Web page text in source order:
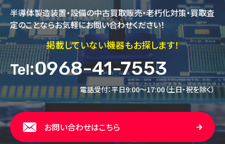
半導体製造装置・設備の中古買取販売・老朽化対策・買取査
定のことならお気軽にお問い合わせください！
掲載していない機器もお探します！
Tel:0968-41-7553
電話受付：平日9:00～17:00（土日・祝を除く）
お問い合わせはこちら